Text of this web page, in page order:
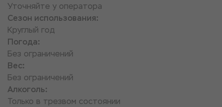
Уточняйте у оператора
Сезон использования:
Круглый год
Погода:
Без ограничений
Вес:
Без ограничений
Алкоголь:
Только в трезвом состоянии